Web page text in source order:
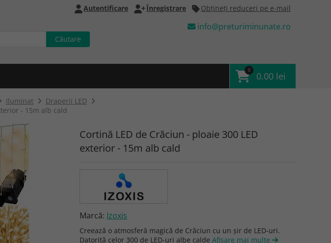
Autentificare Înregistrare Obţineţi reduceri pe e-mail
info@preturiminunate.ro
0
0.00 lei
Iluminat
Draperii LED
- 15m alb cald
Cortină LED de Crăciun - ploaie 300 LED
exterior - 15m alb cald
Marcă: Izoxis
Creează o atmosferă magică de Crăciun cu un șir de LED-uri.
Datorită celor 300 de LED-uri albe calde Afişare mai multe